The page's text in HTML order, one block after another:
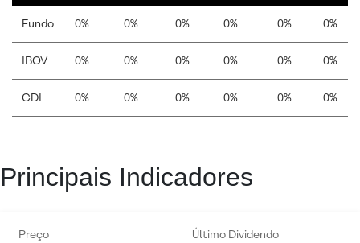
Fundo 0% 0% 0% 0% 0% 0%
IBOV 0% 0% 0% 0% 0% 0%
CDI 0% 0% 0% 0% 0% 0%
Principais Indicadores
Preço Último Dividendo